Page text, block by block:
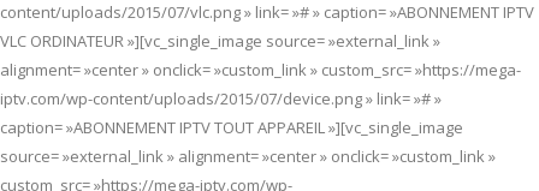
content/uploads/2015/07/vlc.png » link= »# » caption= »ABONNEMENT IPTV
VLC ORDINATEUR »][vc_single_image source= »external_link »
alignment= »center » onclick= »custom_link » custom_src= »https://mega-
iptv.com/wp-content/uploads/2015/07/device.png » link= »# »
caption= »ABONNEMENT IPTV TOUT APPAREIL »][vc_single_image
source= »external_link » alignment= »center » onclick= »custom_link »
custom_src= »https://mega-iptv.com/wp-